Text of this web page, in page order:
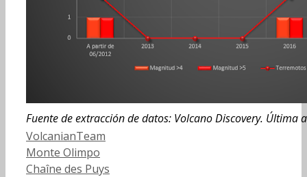
Fuente de extracción de datos: Volcano Discovery.
Categorías
VolcanianTeam
Monte Olimpo
Chaîne des Puys